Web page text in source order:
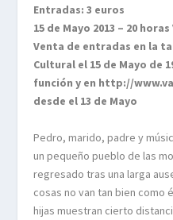
Entradas: 3 euros
15 de Mayo 2013 – 20
Venta de entradas en la
Cultural el 15 de Mayo de
función y en http://
desde el 13 de Mayo
Pedro, marido, padre y
un pequeño pueblo de las
regresado tras una larga
cosas no van tan bien como
hijas muestran cierto